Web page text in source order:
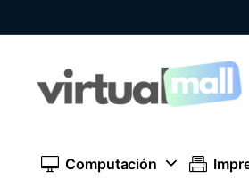
Computación